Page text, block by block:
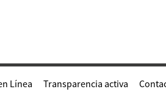
Línea Transparencia activa